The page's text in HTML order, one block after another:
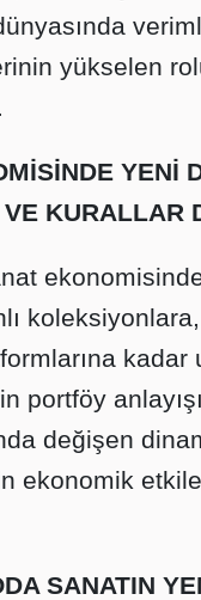
yükselen
YENİ
KURALLAR
kadar
portföy
değişen
ekonomik
SANATIN